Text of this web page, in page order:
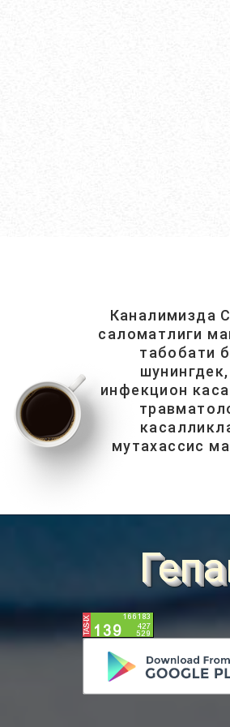
Каналимизда
саломатлиги
табобати
инфекцион
мутахассис